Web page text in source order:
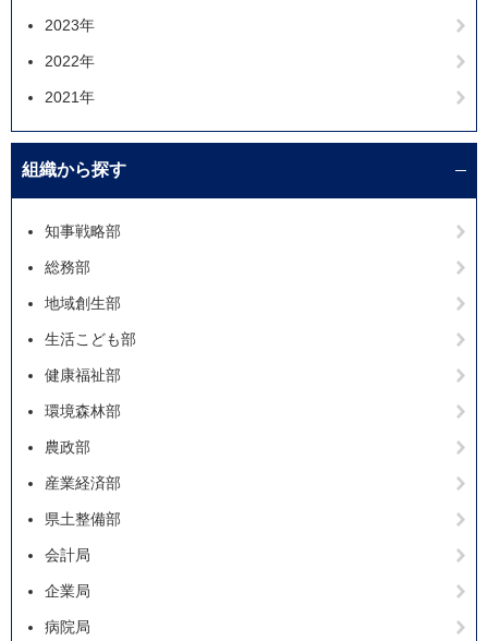
2023年
2022年
2021年
組織から探す
知事戦略部
総務部
地域創生部
生活こども部
健康福祉部
環境森林部
農政部
産業経済部
県土整備部
会計局
企業局
病院局